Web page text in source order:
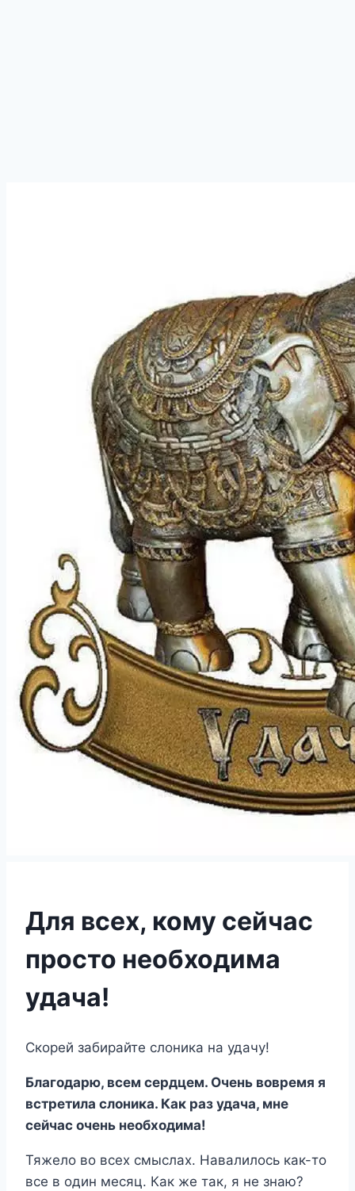
Для всех, кому сейчас
просто необходима
удача!
Скорей забирайте слоника на удачу!
Благодарю, всем сердцем. Очень вовремя я
встретила слоника. Как раз удача, мне
сейчас очень необходима!
Тяжело во всех смыслах. Навалилось как-то
все в один месяц. Как же так, я не знаю?